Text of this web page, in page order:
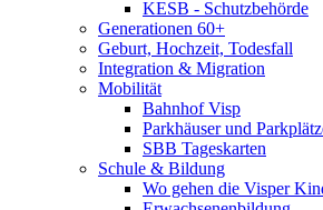
KESB - Schutzbehörde
Generationen 60+
Geburt, Hochzeit, Todesfall
Integration & Migration
Mobilität
Bahnhof Visp
Parkhäuser und
SBB Tageskarten
Schule & Bildung
Wo gehen die Visper